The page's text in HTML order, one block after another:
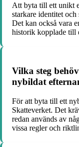
Att byta till ett unikt
starkare identitet
Det kan också vara
historik kopplade till
Vilka steg
nybildat
För att byta till ett
Skatteverket. Det
redan används av
vissa regler och